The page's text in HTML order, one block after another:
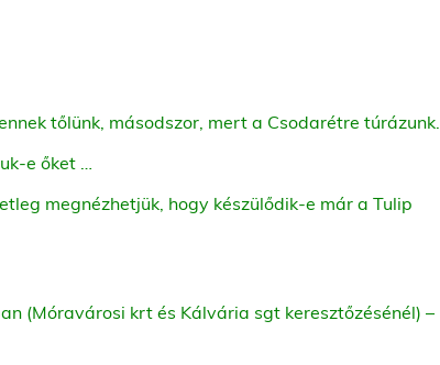
tőlünk, másodszor, mert a Csodarétre túrázunk.
e őket …
megnézhetjük, hogy készülődik-e már a Tulip
(Móravárosi krt és Kálvária sgt keresztőzésénél) –